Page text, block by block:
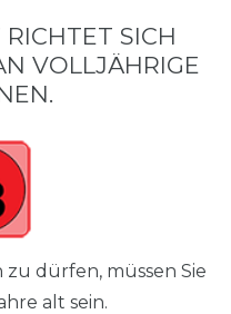
0
0,00 EUR
SICH
VOLLJÄHRIGE P
zu dürfen, müssen Sie
alt sein.